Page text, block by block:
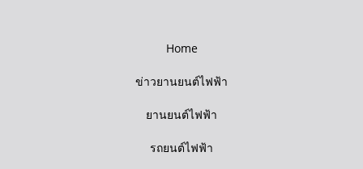
Home
ข่าวยานยนต์ไฟฟ้า
ยานยนต์ไฟฟ้า
รถยนต์ไฟฟ้า